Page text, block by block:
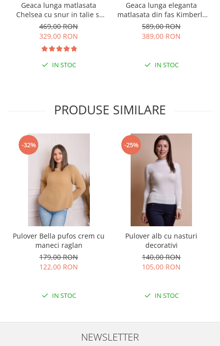
Geaca lunga matlasata
Chelsea cu snur in talie si
buzunare functionale -
Negru
469,00 RON
329,00 RON
IN STOC
Geaca lunga eleganta
matlasata din fas Kimberly
cu gluga imblanita - Kaki
589,00 RON
389,00 RON
IN STOC
PRODUSE SIMILARE
-32%
Pulover Bella pufos crem cu
maneci raglan
179,00 RON
122,00 RON
IN STOC
-25%
Pulover alb cu nasturi
decorativi
140,00 RON
105,00 RON
IN STOC
NEWSLETTER